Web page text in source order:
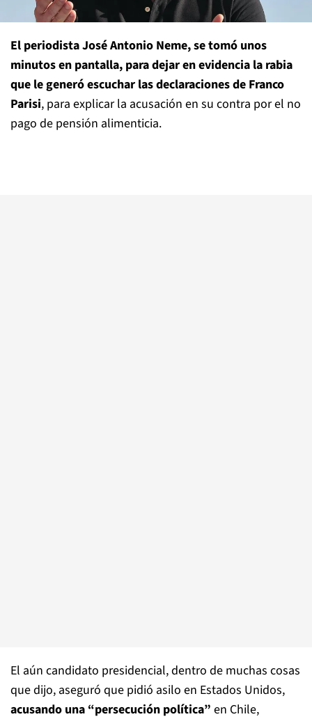
El periodista José Antonio Neme, se tomó unos
minutos en pantalla, para dejar en evidencia la rabia
que le generó escuchar las declaraciones de Franco
Parisi, para explicar la acusación en su contra por el no
pago de pensión alimenticia.
El aún candidato presidencial, dentro de muchas cosas
que dijo, aseguró que pidió asilo en Estados Unidos,
acusando una “persecución política” en Chile,